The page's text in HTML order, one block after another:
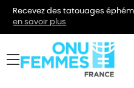
Recevez des tatouages
en savoir plus
menu